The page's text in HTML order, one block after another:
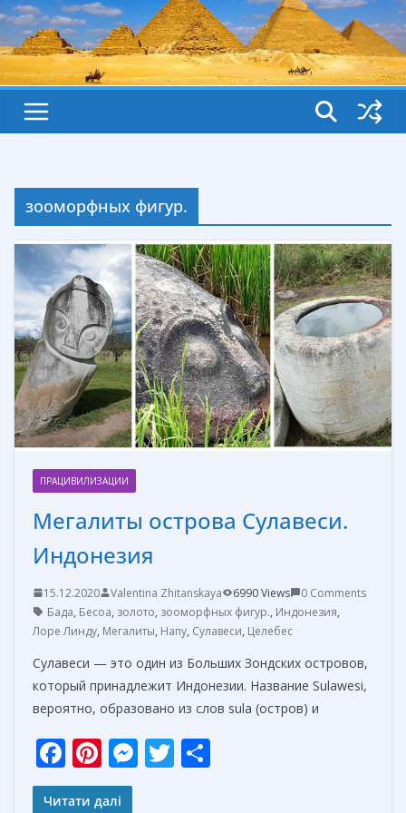
зооморфных фигур.
ПРАЦИВИЛИЗАЦИИ
Мегалиты острова Сулавеси.
Индонезия
15.12.2020 Valentina Zhitanskaya 6990 Views
0 Comments
Бада, Бесоа, золото, зооморфных фигур., Индонезия,
Лоре Линду, Мегалиты, Напу, Сулавеси, Целебес
Сулавеси — это один из Больших Зондских островов,
который принадлежит Индонезии. Название Sulawesi,
вероятно, образовано из слов sula (остров) и
F
ac
Pi
nt
M T
Читати далі